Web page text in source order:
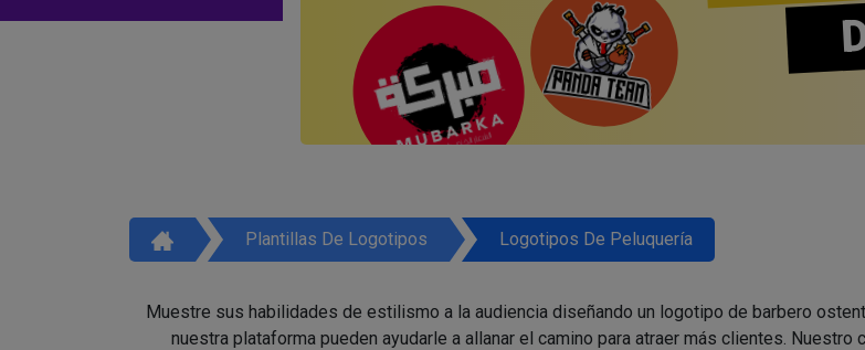
Plantillas De Logotipos Logotipos De Peluquería
Muestre sus habilidades de estilismo a la audiencia diseñando un logotipo de barbero
nuestra plataforma pueden ayudarle a allanar el camino para atraer más clientes.